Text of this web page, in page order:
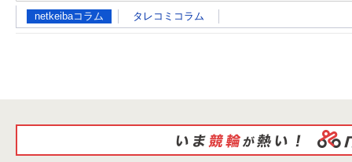
netkeibaコラム タレコミコラム